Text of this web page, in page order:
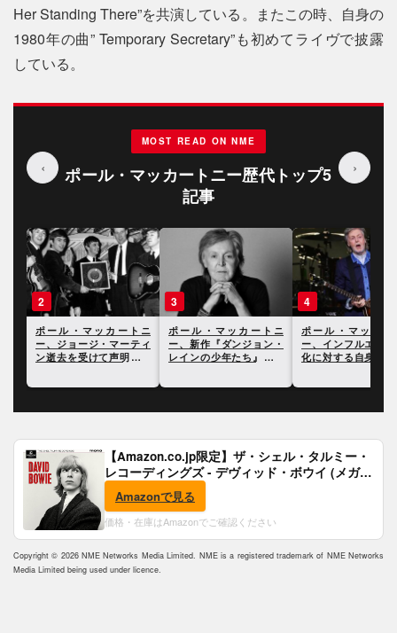
Her Standing There”を共演している。またこの時、自身の
1980年の曲” Temporary Secretary”も初めてライヴで披露
している。
‹
MOST READ ON NME
ポール・マッカートニー歴代トップ5
記事
›
ッカートニ
ジ・マーティ
けて声明を発
ポール・マッカートニ
ー、新作『ダンジョン・
レインの少年たち』につ
4
ポール・マッカートニ
ー、インフルエンサー文
化に対する自身の見解を
5
ポール
ー、ドキ
品『マン
【Amazon.co.jp限定】ザ・シェル・タルミー・
レコーディングズ - デヴィッド・ボウイ (メガジ
ャケ付)
Amazonで見る
価格・在庫はAmazonでご確認ください
Copyright © 2026 NME Networks Media Limited. NME is a registered trademark of NME Networks
Media Limited being used under licence.